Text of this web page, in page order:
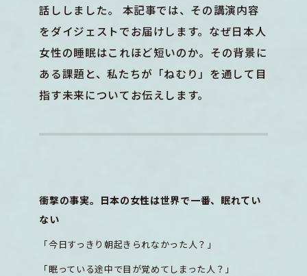
話ししました。 本記事では、その講演内容
をダイジェストでお届けします。なぜ日本人
女性の睡眠はこれほど短いのか。その背景に
ある課題と、私たちが「ねむり」を通して目
指す未来についてお伝えします。
衝撃の事実。日本の女性は世界で一番、眠れてい
ない
「今日すっきり朝起きられなかった人？」
「眠っている途中で目が覚めてしまった人？」